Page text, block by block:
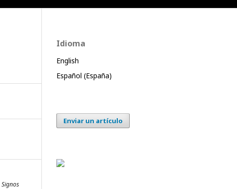
Signos
Idioma
English
Español (España)
Enviar un artículo